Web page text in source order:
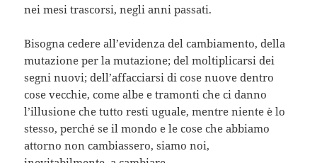
nei mesi trascorsi, negli anni passati.
Bisogna cedere all’evidenza del cambiamento, della
mutazione per la mutazione; del moltiplicarsi dei
segni nuovi; dell’affacciarsi di cose nuove dentro
cose vecchie, come albe e tramonti che ci danno
l’illusione che tutto resti uguale, mentre niente è lo
stesso, perché se il mondo e le cose che abbiamo
attorno non cambiassero, siamo noi,